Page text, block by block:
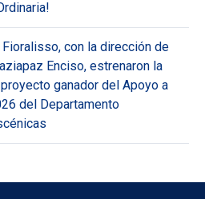
con la dirección de
Enciso, estrenaron la
ganador del Apoyo a
del Departamento